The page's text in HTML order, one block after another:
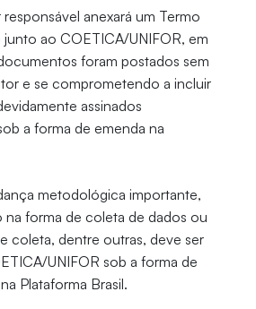
anexará um Termo
ao COETICA/UNIFOR, em
foram postados sem
e se comprometendo a incluir
assinados
a forma de emenda na
metodológica importante,
na forma de coleta de dados ou
coleta, dentre outras, deve ser
UNIFOR sob a forma de
Plataforma Brasil.